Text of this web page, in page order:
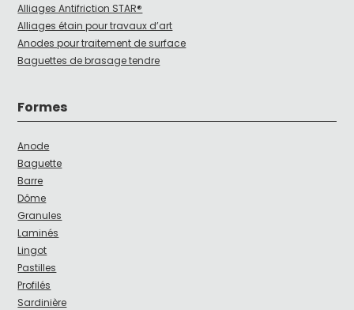
Alliages Antifriction STAR®
Alliages étain pour travaux d’art
Anodes pour traitement de surface
Baguettes de brasage tendre
Formes
Anode
Baguette
Barre
Dôme
Granules
Laminés
Lingot
Pastilles
Profilés
Sardinière